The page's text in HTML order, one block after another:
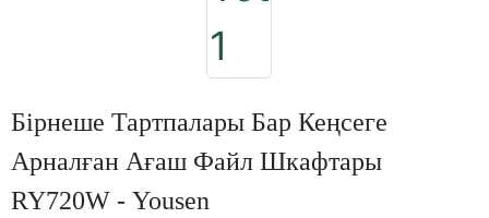
Бірнеше Тартпалары Бар Кеңсеге
Арналған Ағаш Файл Шкафтары
RY720W - Yousen